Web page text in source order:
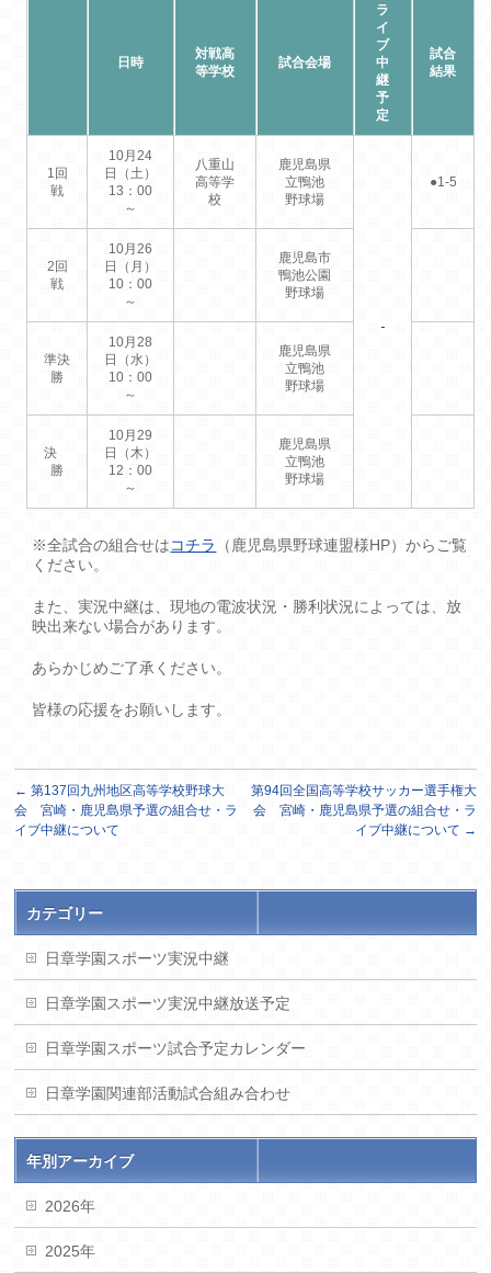
日時
対戦高
等学校
試合会場
ラ
イ
ブ
中
継
予
定
試合
結果
1回
戦
10月24
日（土）
13：00
～
八重山
高等学
校
鹿児島県
立鴨池
野球場
●1-5
2回
戦
10月26
日（月）
10：00
～
鹿児島市
鴨池公園
野球場
準決
勝
10月28
日（水）
10：00
～
鹿児島県
立鴨池
野球場
決
勝
10月29
日（木）
12：00
～
鹿児島県
立鴨池
野球場
※全試合の組合せはコチラ
（鹿児島県野球連盟様HP）からご覧
ください。
また、実況中継は、現地の電波状況・勝利状況によっては、放
映出来ない場合があります。
あらかじめご了承ください。
皆様の応援をお願いします。
← 第137回九州地区高等学校野球大
会 宮崎・鹿児島県予選の組合せ・ラ
イブ中継について
第94回全国高等学校サッカー選手権大
会 宮崎・鹿児島県予選の組合せ・ラ
イブ中継について →
カテゴリー
日章学園スポーツ実況中継
日章学園スポーツ実況中継放送予定
日章学園スポーツ試合予定カレンダー
日章学園関連部活動試合組み合わせ
年別アーカイブ
2026年
2025年